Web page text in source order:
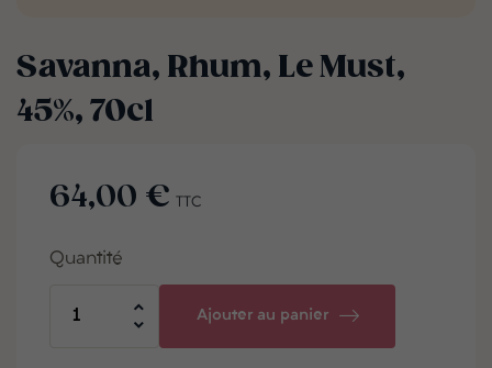
Savanna, Rhum, Le Must,
45%, 70cl
64,00 € TTC
Quantité
Ajouter au panier